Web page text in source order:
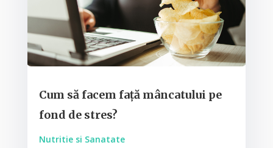
Cum să facem față mâncatului pe
fond de stres?
Nutritie si Sanatate